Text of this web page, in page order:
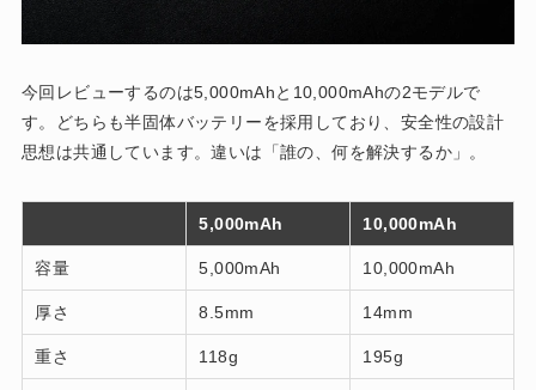
今回レビューするのは5,000mAhと10,000mAhの2モデルで
す。どちらも半固体バッテリーを採用しており、安全性の設計
思想は共通しています。違いは「誰の、何を解決するか」。
5,000mAh 10,000mAh
容量 5,000mAh 10,000mAh
厚さ 8.5mm 14mm
重さ 118g 195g